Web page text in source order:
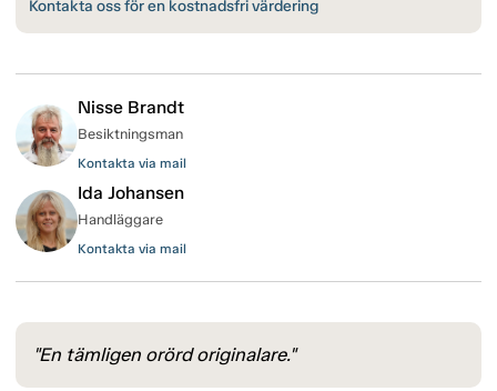
Kontakta oss för en kostnadsfri värdering
Nisse Brandt
Besiktningsman
Kontakta via mail
Ida Johansen
Handläggare
Kontakta via mail
"En tämligen orörd originalare."